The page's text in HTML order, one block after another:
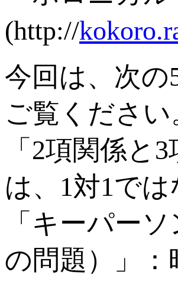
(http://
今回は、次
ご覧ください
「2項関係と
は、1対1で
「キーパー
の問題）」